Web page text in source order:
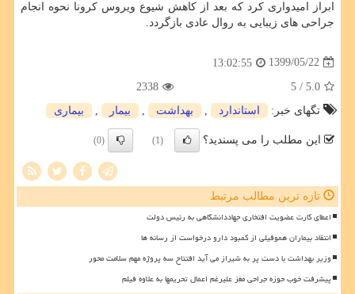
ابراز امیدواری کرد که بعد از کاهش شیوع ویروس کرونا نحوه انجام
جراحی های زیبایی به روال عادی بازگردد.
1399/05/22
13:02:55
5.0
/ 5
2338
تگهای خبر:
استاندارد بهداشت بیمار بیماری
این مطلب را می پسندید؟ (1)
(0)
تازه ترین مطالب مرتبط
اعطای کارت عضویت افتخاری جهاددانشگاهی به رئیس دولت
انتقاد بیماران هموفیلی از کمبود دارو درخواست از رسانه ها
وزیر بهداشت با دست پر به شیراز می آید افتتاح سه پروژه مهم سلامت محور
پیشرفت خوب حوزه جراحی مغز علیرغم اعمال تحریمها به علاوه فیلم